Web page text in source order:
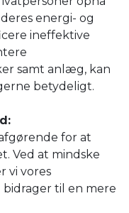
energi- og
ineffektive
samt anlæg, kan
betydeligt.
for at
Ved at mindske
vi vores
til en mere